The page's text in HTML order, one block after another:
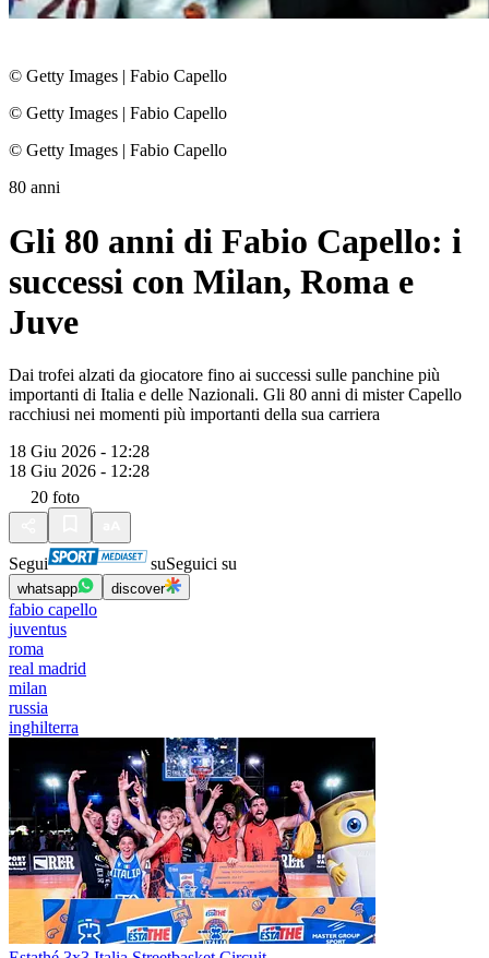
© Getty Images | Fabio Capello
© Getty Images | Fabio Capello
© Getty Images | Fabio Capello
80 anni
Gli 80 anni di Fabio Capello: i
successi con Milan, Roma e
Juve
Dai trofei alzati da giocatore fino ai successi sulle panchine più
importanti di Italia e delle Nazionali. Gli 80 anni di mister Capello
racchiusi nei momenti più importanti della sua carriera
18 Giu 2026 - 12:28
18 Giu 2026 - 12:28
20 foto
Segui suSeguici su
whatsapp discover
fabio capello
juventus
roma
real madrid
milan
russia
inghilterra